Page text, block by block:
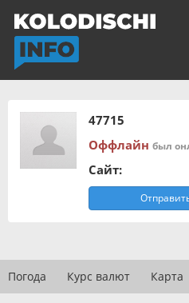
47715
Оффлайн был
Сайт:
Погода Курс валют Карта